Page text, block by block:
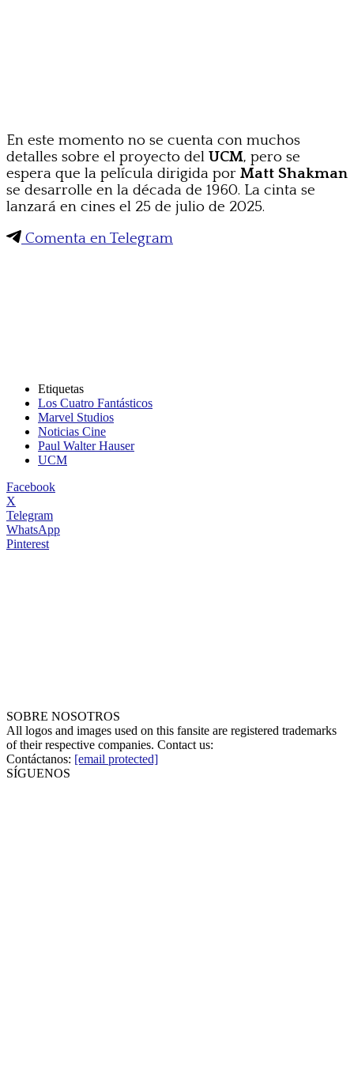
En este momento no se cuenta con muchos
detalles sobre el proyecto del UCM, pero se
espera que la película dirigida por Matt Shakman
se desarrolle en la década de 1960. La cinta se
lanzará en cines el 25 de julio de 2025.
Comenta en Telegram
Etiquetas
Los Cuatro Fantásticos
Marvel Studios
Noticias Cine
Paul Walter Hauser
UCM
Facebook
X
Telegram
WhatsApp
Pinterest
SOBRE NOSOTROS
All logos and images used on this fansite are registered trademarks
of their respective companies. Contact us:
Contáctanos: [email protected]
SÍGUENOS